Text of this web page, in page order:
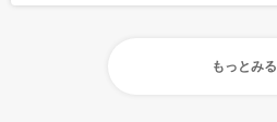
もっとみる